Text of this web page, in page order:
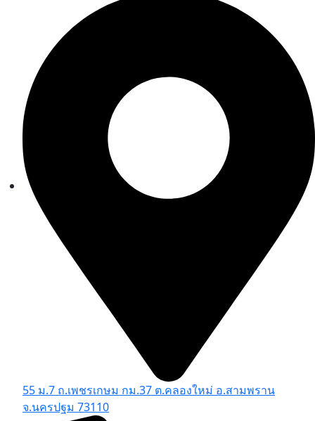
55 ม.7 ถ.เพชรเกษม กม.37 ต.คลองใหม่ อ.สามพราน
จ.นครปฐม 73110